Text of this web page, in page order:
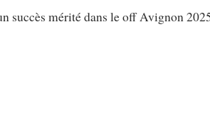
succès mérité dans le off Avignon